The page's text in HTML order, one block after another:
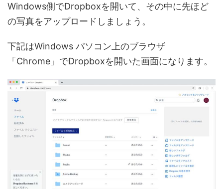
Windows側でDropboxを開いて、その中に先ほど
の写真をアップロードしましょう。
下記はWindows パソコン上のブラウザ
「Chrome」でDropboxを開いた画面になります。